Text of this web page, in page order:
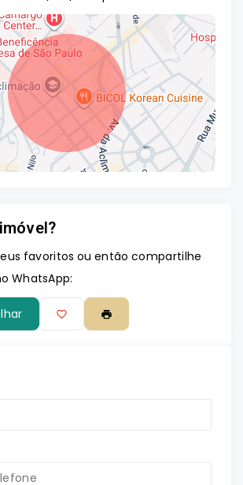
favoritos ou então compartilhe
WhatsApp: